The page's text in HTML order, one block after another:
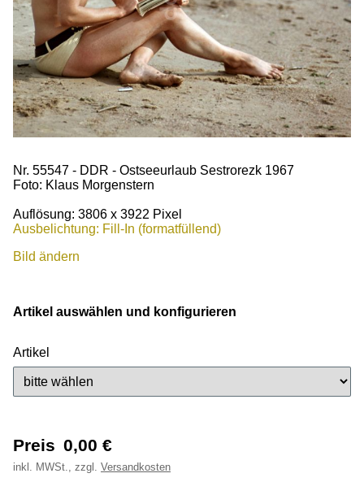
Nr. 55547 - DDR - Ostseeurlaub Sestrorezk 1967
Foto: Klaus Morgenstern
Auflösung: 3806 x 3922 Pixel
Ausbelichtung: Fill-In (formatfüllend)
Bild ändern
Artikel auswählen und konfigurieren
Artikel
Preis 0,00 €
inkl. MWSt., zzgl. Versandkosten